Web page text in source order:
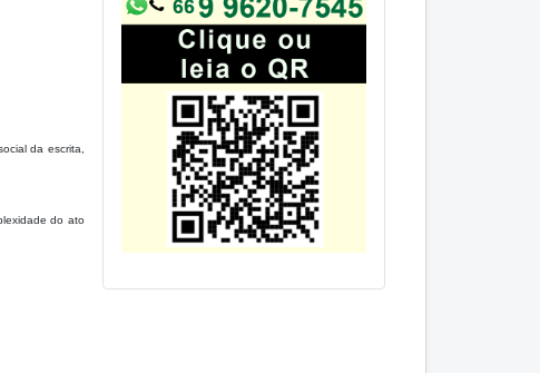
da escrita,
do ato